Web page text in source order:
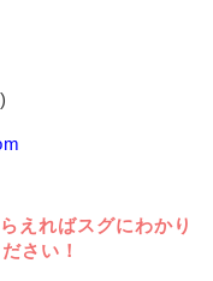
えればスグにわかり
さい！